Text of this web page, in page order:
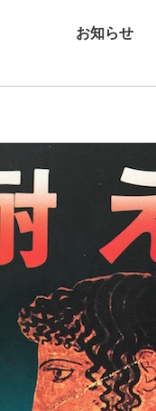
お知らせ